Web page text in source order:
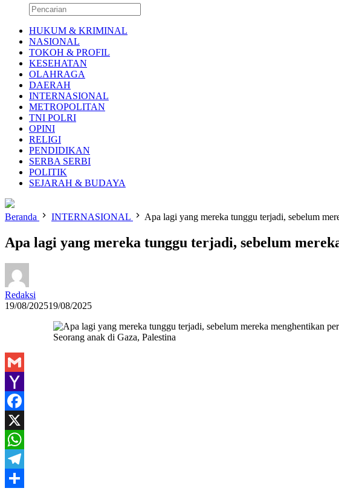
HUKUM & KRIMINAL
NASIONAL
TOKOH & PROFIL
KESEHATAN
OLAHRAGA
DAERAH
INTERNASIONAL
METROPOLITAN
TNI POLRI
OPINI
RELIGI
PENDIDIKAN
SERBA SERBI
POLITIK
SEJARAH & BUDAYA
Beranda INTERNASIONAL Apa lagi yang mereka tunggu terjadi, sebelum
Apa lagi yang mereka tunggu terjadi, sebelum
Redaksi
19/08/202519/08/2025
Seorang anak di Gaza, Palestina
Gmail
Yahoo
Mail
Facebook
X
WhatsApp
Telegram